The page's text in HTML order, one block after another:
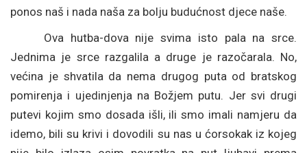
ponos naš i nada naša za bolju budućnost djece naše.
Ova hutba-dova nije svima isto pala na srce.
Jednima je srce razgalila a druge je razočarala. No,
većina je shvatila da nema drugog puta od bratskog
pomirenja i ujedinjenja na Božjem putu. Jer svi drugi
putevi kojim smo dosada išli, ili smo imali namjeru da
idemo, bili su krivi i dovodili su nas u ćorsokak iz kojeg